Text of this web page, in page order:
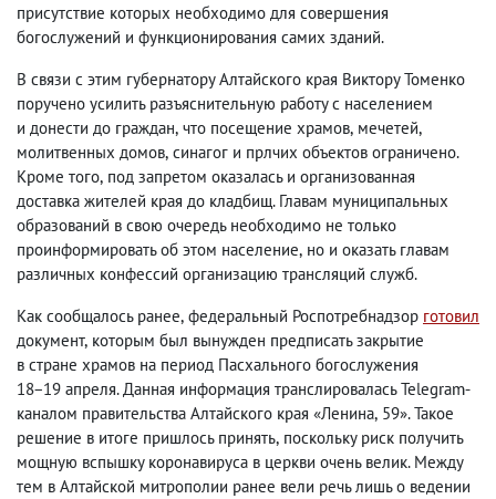
присутствие которых необходимо для совершения
богослужений и функционирования самих зданий.
В связи с этим губернатору Алтайского края Виктору Томенко
поручено усилить разъяснительную работу с населением
и донести до граждан, что посещение храмов, мечетей,
молитвенных домов, синагог и прлчих объектов ограничено.
Кроме того, под запретом оказалась и организованная
доставка жителей края до кладбищ. Главам муниципальных
образований в свою очередь необходимо не только
проинформировать об этом население, но и оказать главам
различных конфессий организацию трансляций служб.
Как сообщалось ранее, федеральный Роспотребнадзор готовил
документ, которым был вынужден предписать закрытие
в стране храмов на период Пасхального богослужения
18−19 апреля. Данная информация транслировалась Telegram-
каналом правительства Алтайского края «Ленина, 59». Такое
решение в итоге пришлось принять, поскольку риск получить
мощную вспышку коронавируса в церкви очень велик. Между
тем в Алтайской митрополии ранее вели речь лишь о ведении